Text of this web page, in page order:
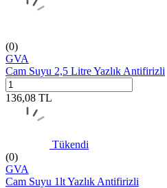
(0)
GVA
Cam Suyu 2,5 Litre Yazlık Antifirizli
136,08 TL
Tükendi
(0)
GVA
Cam Suyu 1lt Yazlık Antifirizli